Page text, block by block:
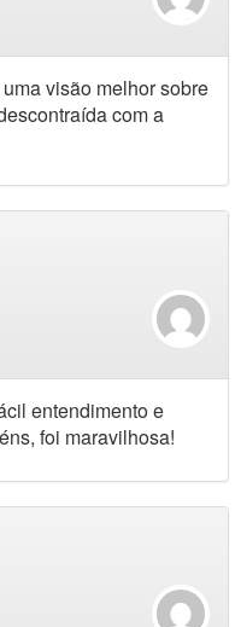
visão melhor sobre
com a
entendimento e
foi maravilhosa!